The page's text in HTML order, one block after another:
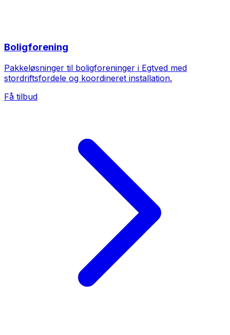
Boligforening
Pakkeløsninger til boligforeninger i Egtved med
stordriftsfordele og koordineret installation.
Få tilbud